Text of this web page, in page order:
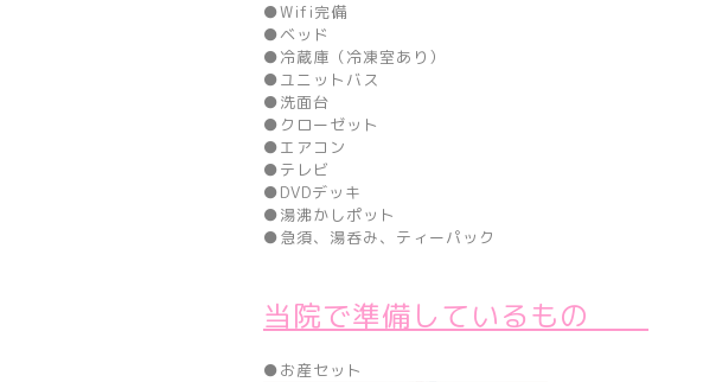
●Wifi完備
●ベッド
●冷蔵庫（冷凍室あり）
●ユニットバス
●洗面台
●クローゼット
●エアコン
●テレビ
●DVDデッキ
●湯沸かしポット
●急須、湯呑み、ティーパック
当院で準備しているもの
●お産セット